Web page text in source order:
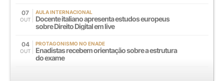
07
OUT
AULA INTERNACIONAL
Docente italiano apresenta estudos europeus
sobre Direito Digital em live
04
OUT
PROTAGONISMO NO ENADE
Enadistas recebem orientação sobre a estrutura
do exame